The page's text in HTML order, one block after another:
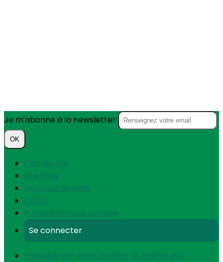
Je m'abonne à la newsletter
OK
Plan du site
Licences
Mentions légales
CGUV
Paramétrer vos cookies
Se connecter
Propulsé par AssoConnect, le logiciel des